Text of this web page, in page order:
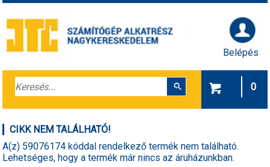
Belépés
0
CIKK NEM TALÁLHATÓ!
A(z) 59076174 kóddal rendelkező termék nem található.
Lehetséges, hogy a termék már nincs az áruházunkban.